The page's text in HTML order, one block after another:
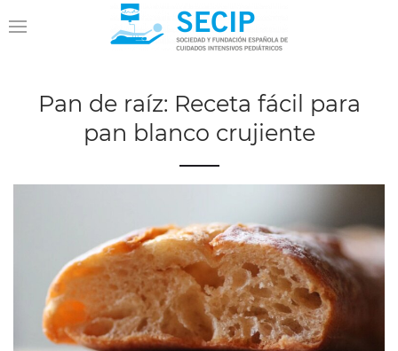
Pan de raíz: Receta fácil para
pan blanco crujiente